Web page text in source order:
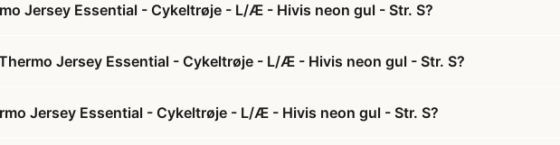
Jersey Essential - Cykeltrøje - L/Æ - Hivis neon gul - Str. S?
Jersey Essential - Cykeltrøje - L/Æ - Hivis neon gul - Str. S?
Jersey Essential - Cykeltrøje - L/Æ - Hivis neon gul - Str. S?